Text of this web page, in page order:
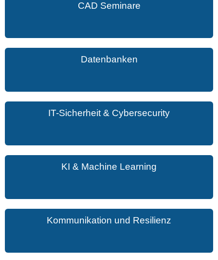
CAD Seminare
Datenbanken
IT-Sicherheit & Cybersecurity
KI & Machine Learning
Kommunikation und Resilienz